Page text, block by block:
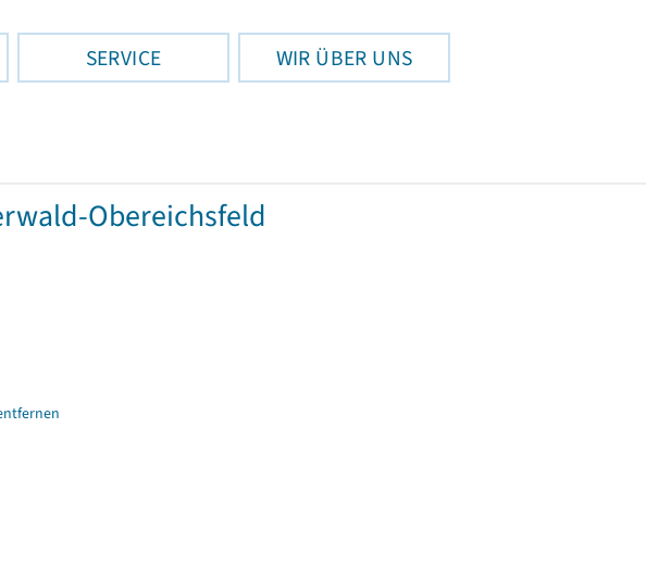
SERVICE WIR ÜBER UNS
Obereichsfeld